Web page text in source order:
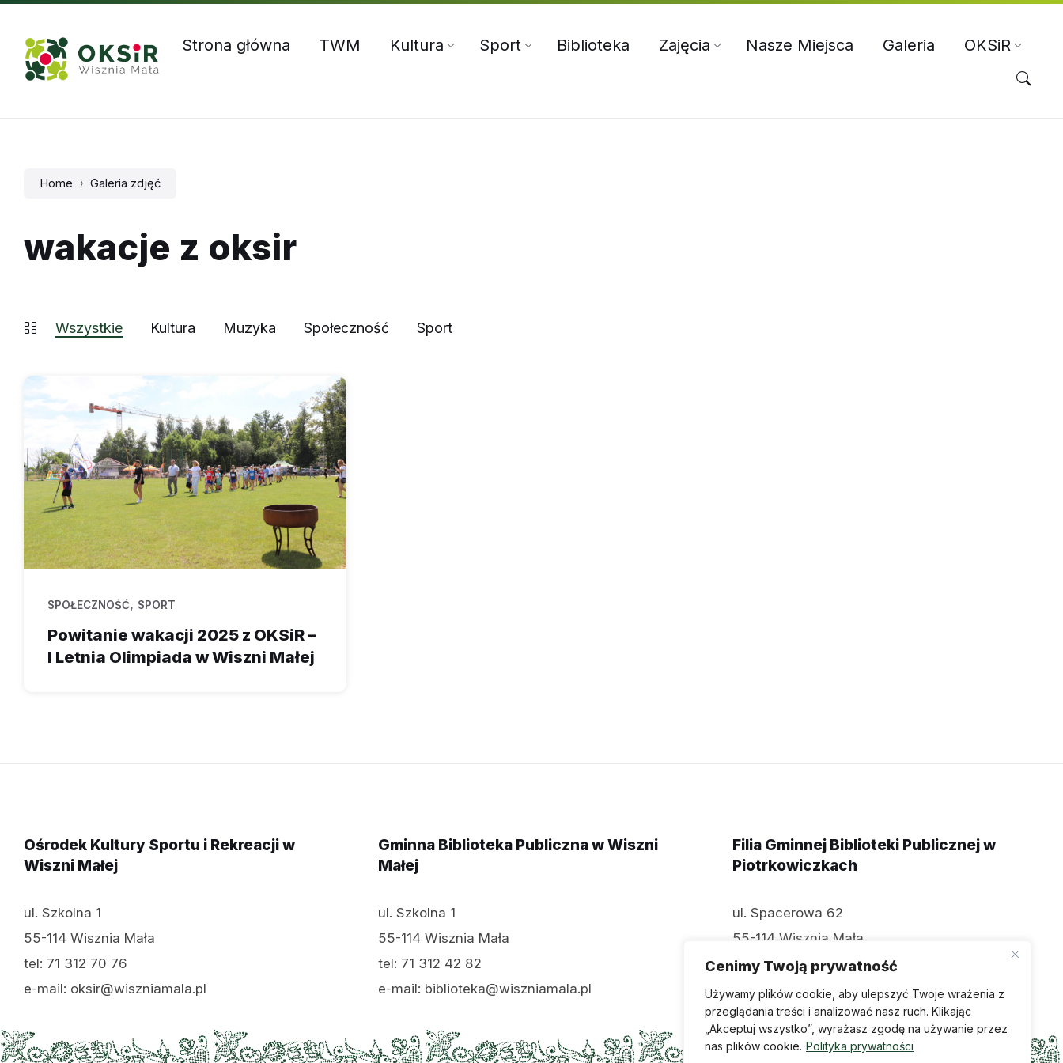
Cenimy Twoją prywatność
Używamy plików cookie, aby ulepszyć Twoje wrażenia z
przeglądania treści i analizować nasz ruch. Klikając
„Akceptuj wszystko”, wyrażasz zgodę na używanie przez
nas plików cookie. Polityka prywatności
Skip
content
Skip
main
navigation
Skip
footer
Strona główna TWM Kultura Sport Biblioteka Zajęcia Nasze Miejsca Galeria OKSiR
Home Galeria zdjęć
wakacje z oksir
Wszystkie Kultura Muzyka Społeczność Sport
SPOŁECZNOŚĆ, SPORT
Powitanie wakacji 2025 z OKSiR –
I Letnia Olimpiada w Wiszni Małej
Ośrodek Kultury Sportu i Rekreacji w
Wiszni Małej
ul. Szkolna 1
55-114 Wisznia Mała
tel: 71 312 70 76
e-mail: oksir@wiszniamala.pl
Gminna Biblioteka Publiczna w Wiszni
Małej
ul. Szkolna 1
55-114 Wisznia Mała
tel: 71 312 42 82
e-mail: biblioteka@wiszniamala.pl
Filia Gminnej Biblioteki Publicznej w
Piotrkowiczkach
ul. Spacerowa 62
55-114 Wisznia Mała
tel: 071 312 70 74